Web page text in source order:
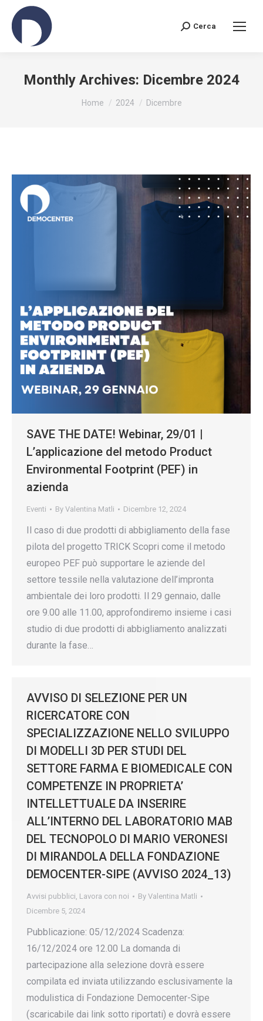
Search:
Cerca
Monthly Archives: Dicembre 2024
You are here:
Home 2024 Dicembre
SAVE THE DATE! Webinar, 29/01 |
L’applicazione del metodo Product
Environmental Footprint (PEF) in
azienda
Eventi By Valentina Matli Dicembre 12, 2024
Il caso di due prodotti di abbigliamento della fase
pilota del progetto TRICK Scopri come il metodo
europeo PEF può supportare le aziende del
settore tessile nella valutazione dell’impronta
ambientale dei loro prodotti. Il 29 gennaio, dalle
ore 9.00 alle 11.00, approfondiremo insieme i casi
studio di due prodotti di abbigliamento analizzati
durante la fase…
AVVISO DI SELEZIONE PER UN
RICERCATORE CON
SPECIALIZZAZIONE NELLO SVILUPPO
DI MODELLI 3D PER STUDI DEL
SETTORE FARMA E BIOMEDICALE CON
COMPETENZE IN PROPRIETA’
INTELLETTUALE DA INSERIRE
ALL’INTERNO DEL LABORATORIO MAB
DEL TECNOPOLO DI MARIO VERONESI
DI MIRANDOLA DELLA FONDAZIONE
DEMOCENTER-SIPE (AVVISO 2024_13)
Avvisi pubblici, Lavora con noi By Valentina Matli
Dicembre 5, 2024
Pubblicazione: 05/12/2024 Scadenza:
16/12/2024 ore 12.00 La domanda di
partecipazione alla selezione dovrà essere
compilata ed inviata utilizzando esclusivamente la
modulistica di Fondazione Democenter-Sipe
(scaricabile dai link sotto riportati) e dovrà essere